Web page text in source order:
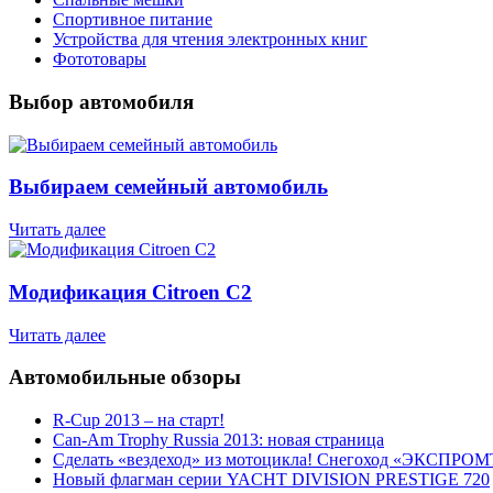
Спортивное питание
Устройства для чтения электронных книг
Фототовары
Выбор автомобиля
Выбираем семейный автомобиль
Читать далее
Модификация Citroen С2
Читать далее
Автомобильные обзоры
R-Cup 2013 – на старт!
Can-Am Trophy Russia 2013: новая страница
Сделать «вездеход» из мотоцикла! Снегоход
Новый флагман серии YACHT DIVISION PRESTIGE 720